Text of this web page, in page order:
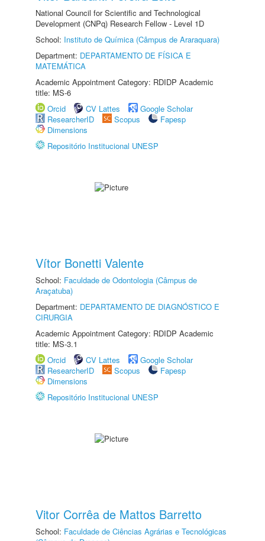
National Council for Scientific and Technological
Development (CNPq) Research Fellow - Level 1D
School: Instituto de Química (Câmpus de Araraquara)
Department: DEPARTAMENTO DE FÍSICA E
MATEMÁTICA
Academic Appointment Category: RDIDP Academic
title: MS-6
Orcid
CV Lattes
Google Scholar
ResearcherID
Scopus
Fapesp
Dimensions
Repositório Institucional UNESP
Vítor Bonetti Valente
School: Faculdade de Odontologia (Câmpus de
Araçatuba)
Department: DEPARTAMENTO DE DIAGNÓSTICO E
CIRURGIA
Academic Appointment Category: RDIDP Academic
title: MS-3.1
Orcid
CV Lattes
Google Scholar
ResearcherID
Scopus
Fapesp
Dimensions
Repositório Institucional UNESP
Vitor Corrêa de Mattos Barretto
School: Faculdade de Ciências Agrárias e Tecnológicas